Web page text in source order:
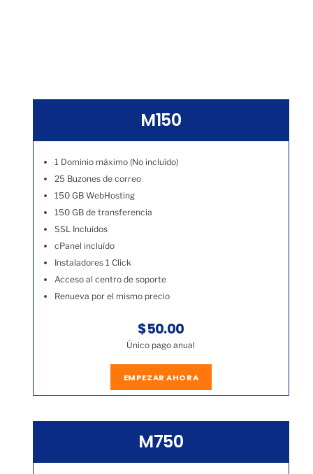
M150
1 Dominio máximo (No incluído)
25 Buzones de correo
150 GB WebHosting
150 GB de transferencia
SSL Incluídos
cPanel incluído
Instaladores 1 Click
Acceso al centro de soporte
Renueva por el mismo precio
$50.00
Único pago anual
EMPEZAR AHORA
M750